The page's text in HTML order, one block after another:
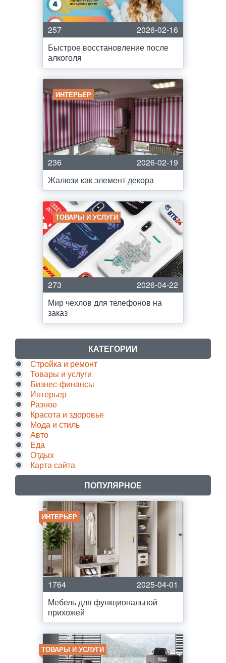
257
2026-02-16
Быстрое восстановление после
алкоголя
ИНТЕРЬЕР
236
2026-02-19
Жалюзи как элемент декора
ТОВАРЫ И УСЛУГИ
273
2026-04-22
Мир чехлов для телефонов на
заказ
КАТЕГОРИИ
Стройка и ремонт
Товары и услуги
Бизнес-финансы
Интерьер
Разное
Красота и здоровье
Мода и стиль
Авто
Еда
Отдых
Карта сайта
ПОПУЛЯРНОЕ
ИНТЕРЬЕР
1764
2025-04-01
Мебель для функциональной
прихожей
ТОВАРЫ И УСЛУГИ